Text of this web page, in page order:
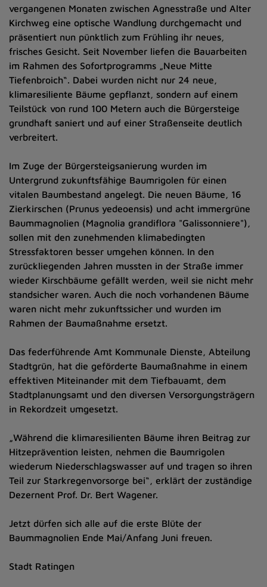
vergangenen Monaten zwischen Agnesstraße und Alter
Kirchweg eine optische Wandlung durchgemacht und
präsentiert nun pünktlich zum Frühling ihr neues,
frisches Gesicht. Seit November liefen die Bauarbeiten
im Rahmen des Sofortprogramms „Neue Mitte
Tiefenbroich“. Dabei wurden nicht nur 24 neue,
klimaresiliente Bäume gepflanzt, sondern auf einem
Teilstück von rund 100 Metern auch die Bürgersteige
grundhaft saniert und auf einer Straßenseite deutlich
verbreitert.
Im Zuge der Bürgersteigsanierung wurden im
Untergrund zukunftsfähige Baumrigolen für einen
vitalen Baumbestand angelegt. Die neuen Bäume, 16
Zierkirschen (Prunus yedeoensis) und acht immergrüne
Baummagnolien (Magnolia grandiflora "Galissonniere"),
sollen mit den zunehmenden klimabedingten
Stressfaktoren besser umgehen können. In den
zurückliegenden Jahren mussten in der Straße immer
wieder Kirschbäume gefällt werden, weil sie nicht mehr
standsicher waren. Auch die noch vorhandenen Bäume
waren nicht mehr zukunftssicher und wurden im
Rahmen der Baumaßnahme ersetzt.
Das federführende Amt Kommunale Dienste, Abteilung
Stadtgrün, hat die geförderte Baumaßnahme in einem
effektiven Miteinander mit dem Tiefbauamt, dem
Stadtplanungsamt und den diversen Versorgungsträgern
in Rekordzeit umgesetzt.
„Während die klimaresilienten Bäume ihren Beitrag zur
Hitzeprävention leisten, nehmen die Baumrigolen
wiederum Niederschlagswasser auf und tragen so ihren
Teil zur Starkregenvorsorge bei“, erklärt der zuständige
Dezernent Prof. Dr. Bert Wagener.
Jetzt dürfen sich alle auf die erste Blüte der
Baummagnolien Ende Mai/Anfang Juni freuen.
Stadt Ratingen